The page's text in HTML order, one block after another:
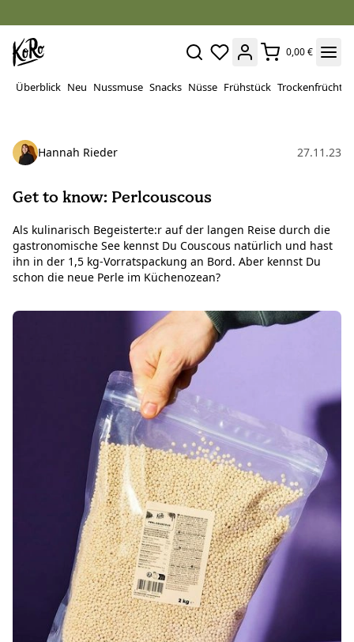
0,00 €
Überblick Neu Nussmuse Snacks Nüsse Frühstück Trockenfrüchte
Hannah Rieder 27.11.23
Get to know: Perlcouscous
Als kulinarisch Begeisterte:r auf der langen Reise durch die
gastronomische See kennst Du Couscous natürlich und hast
ihn in der 1,5 kg-Vorratspackung an Bord. Aber kennst Du
schon die neue Perle im Küchenozean?